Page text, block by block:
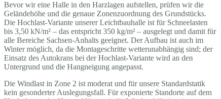
Bevor wir eine Halle in den Harzlagen aufstellen, prüfen wir die
Geländehöhe und die genaue Zonenzuordnung des Grundstücks.
Die Hochlast-Variante unserer Leichtbauhalle ist für Schneelasten
bis 3,50 kN/m² – das entspricht 350 kg/m² – ausgelegt und damit für
alle Bereiche Sachsen-Anhalts geeignet. Der Aufbau ist auch im
Winter möglich, da die Montageschritte wetterunabhängig sind; der
Einsatz des Autokrans bei der Hochlast-Variante wird an den
Untergrund und die Hangneigung angepasst.
Die Windlast in Zone 2 ist moderat und für unsere Standardstatik
kein gesonderter Auslegungsfall. Für exponierte Standorte auf dem